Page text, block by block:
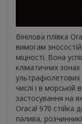
Вінілова плівка
вимогам
міцності. Вона
кліматичних
ультрафіолетових
числі і в морській
застосування на
Oracal 970 стійка
палива,